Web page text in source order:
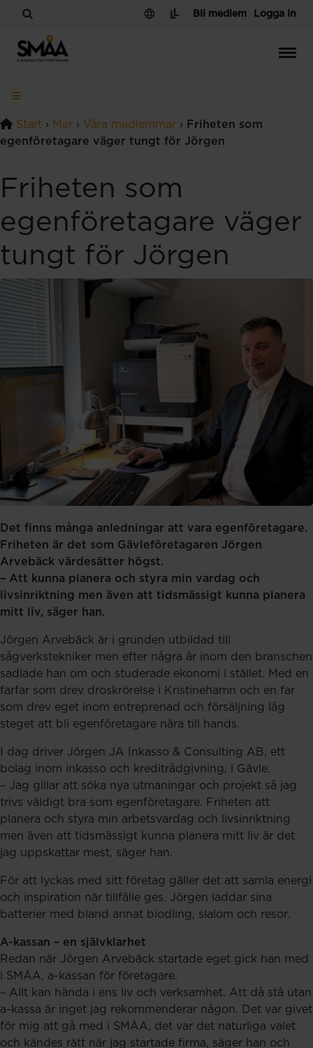
Hoppa till innehåll
Logga in
Bli medlem
Start › Mer › Våra medlemmar › Friheten som
egenföretagare väger tungt för Jörgen
Friheten som
egenföretagare väger
tungt för Jörgen
Det finns många anledningar att vara egenföretagare.
Friheten är det som Gävleföretagaren Jörgen
Arvebäck värdesätter högst.
– Att kunna planera och styra min vardag och
livsinriktning men även att tidsmässigt kunna planera
mitt liv, säger han.
Jörgen Arvebäck är i grunden utbildad till
sågverkstekniker men efter några år inom den branschen
sadlade han om och studerade ekonomi i stället. Med en
farfar som drev droskrörelse i Kristinehamn och en far
som drev eget inom entreprenad och försäljning låg
steget att bli egenföretagare nära till hands.
I dag driver Jörgen JA Inkasso & Consulting AB, ett
bolag inom inkasso och kreditrådgivning, i Gävle.
– Jag gillar att söka nya utmaningar och projekt så jag
trivs väldigt bra som egenföretagare. Friheten att
planera och styra min arbetsvardag och livsinriktning
men även att tidsmässigt kunna planera mitt liv är det
jag uppskattar mest, säger han.
För att lyckas med sitt företag gäller det att samla energi
och inspiration när tillfälle ges. Jörgen laddar sina
batterier med bland annat biodling, slalom och resor.
A-kassan – en självklarhet
Redan när Jörgen Arvebäck startade eget gick han med
i SMÅA, a-kassan för företagare.
– Allt kan hända i ens liv och verksamhet. Att då stå utan
a-kassa är inget jag rekommenderar någon. Det var givet
för mig att gå med i SMÅA, det var det naturliga valet
och kändes rätt när jag startade firma, säger han och